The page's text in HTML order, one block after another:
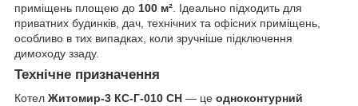
приміщень площею до 100 м² . Ідеально підходить для
приватних будинків, дач, технічних та офісних приміщень,
особливо в тих випадках, коли зручніше підключення
димоходу ззаду.
Технічне призначення
Котел Житомир-3 КС-Г-010 СН — це одноконтурний